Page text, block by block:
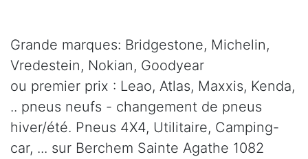
Grande marques: Bridgestone, Michelin,
Vredestein, Nokian, Goodyear
ou premier prix : Leao, Atlas, Maxxis, Kenda,
.. pneus neufs - changement de pneus
hiver/été. Pneus 4X4, Utilitaire, Camping-
car, ... sur Berchem Sainte Agathe 1082